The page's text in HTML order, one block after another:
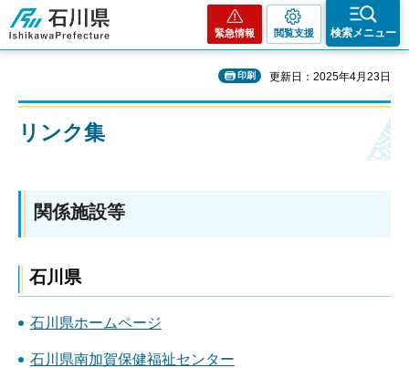
石川県
緊急情報 閲覧支援 検索メニュー
印刷 更新日：2025年4月23日
リンク集
関係施設等
石川県
石川県ホームページ
石川県南加賀保健福祉センター